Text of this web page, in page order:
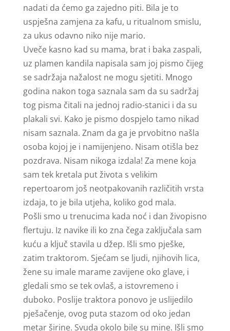
nadati da ćemo ga zajedno piti. Bila je to
uspješna zamjena za kafu, u ritualnom smislu,
za ukus odavno niko nije mario.
Uveče kasno kad su mama, brat i baka zaspali,
uz plamen kandila napisala sam joj pismo čijeg
se sadržaja nažalost ne mogu sjetiti. Mnogo
godina nakon toga saznala sam da su sadržaj
tog pisma čitali na jednoj radio-stanici i da su
plakali svi. Kako je pismo dospjelo tamo nikad
nisam saznala. Znam da ga je prvobitno našla
osoba kojoj je i namijenjeno. Nisam otišla bez
pozdrava. Nisam nikoga izdala! Za mene koja
sam tek kretala put života s velikim
repertoarom još neotpakovanih različitih vrsta
izdaja, to je bila utjeha, koliko god mala.
Pošli smo u trenucima kada noć i dan živopisno
flertuju. Iz navike ili ko zna čega zaključala sam
kuću a ključ stavila u džep. Išli smo pješke,
zatim traktorom. Sjećam se ljudi, njihovih lica,
žene su imale marame zavijene oko glave, i
gledali smo se tek ovlaš, a istovremeno i
duboko. Poslije traktora ponovo je uslijedilo
pješačenje, ovog puta stazom od oko jedan
metar širine. Svuda okolo bile su mine. Išli smo